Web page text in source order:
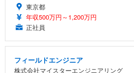
東京都
年収500万円～1,200万円
正社員
フィールドエンジニア
株式会社マイスターエンジニアリング